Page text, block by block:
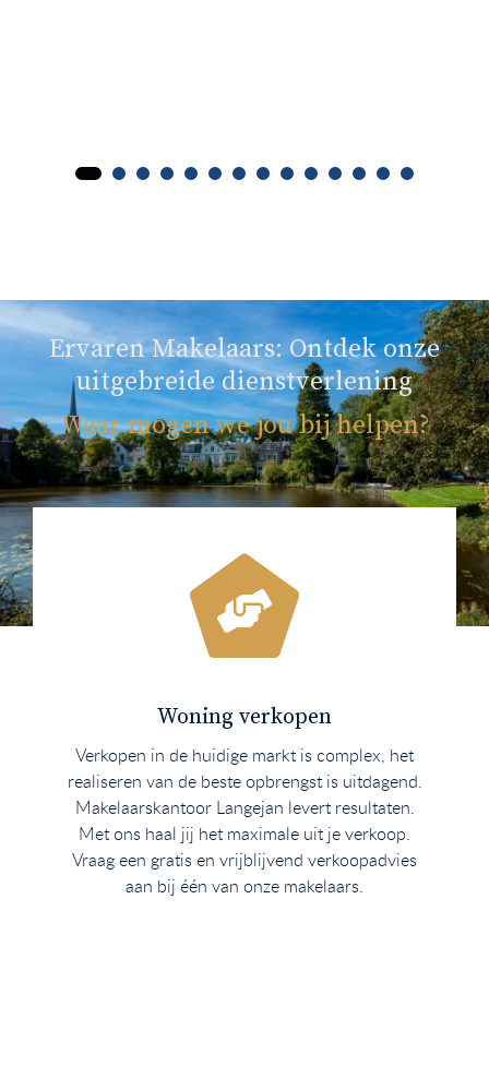
Ervaren Makelaars: Ontdek onze
uitgebreide dienstverlening
Waar mogen we jou bij helpen?
Woning verkopen
Verkopen in de huidige markt is complex, het
realiseren van de beste opbrengst is uitdagend.
Makelaarskantoor Langejan levert resultaten.
Met ons haal jij het maximale uit je verkoop.
Vraag een gratis en vrijblijvend verkoopadvies
aan bij één van onze makelaars.